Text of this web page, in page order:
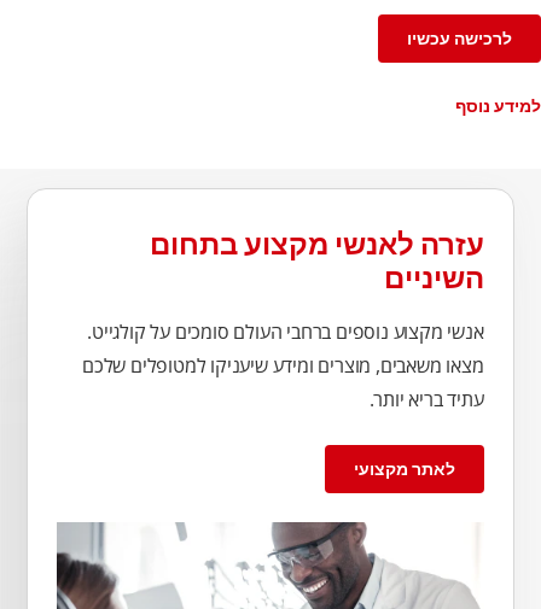
לרכישה עכשיו
למידע נוסף
עזרה לאנשי מקצוע בתחום
השיניים
אנשי מקצוע נוספים ברחבי העולם סומכים על קולגייט.
מצאו משאבים, מוצרים ומידע שיעניקו למטופלים שלכם
עתיד בריא יותר.
לאתר מקצועי